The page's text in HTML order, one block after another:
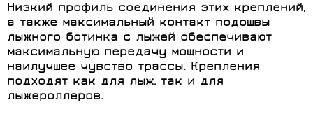
Низкий профиль соединения этих креплений,
а также максимальный контакт подошвы
лыжного ботинка с лыжей обеспечивают
максимальную передачу мощности и
наилучшее чувство трассы. Крепления
подходят как для лыж, так и для
лыжероллеров.